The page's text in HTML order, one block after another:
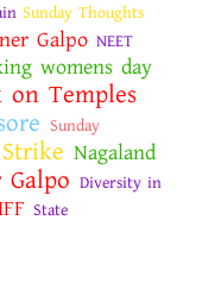
Sunday Thoughts
Galpo NEET
womens day
on Temples
Sunday
Nagaland
Galpo Diversity in
State